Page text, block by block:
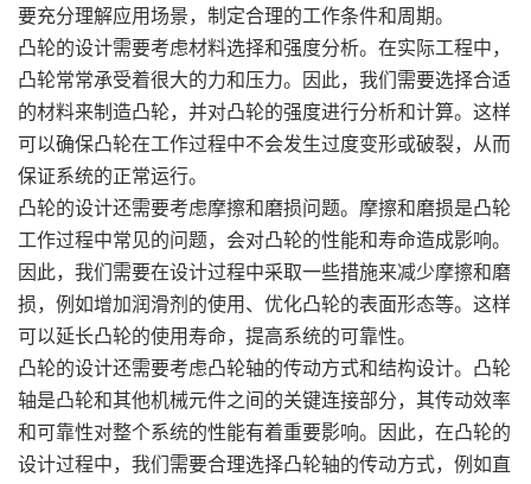
要充分理解应用场景，制定合理的工作条件和周期。
凸轮的设计需要考虑材料选择和强度分析。在实际工程中，
凸轮常常承受着很大的力和压力。因此，我们需要选择合适
的材料来制造凸轮，并对凸轮的强度进行分析和计算。这样
可以确保凸轮在工作过程中不会发生过度变形或破裂，从而
保证系统的正常运行。
凸轮的设计还需要考虑摩擦和磨损问题。摩擦和磨损是凸轮
工作过程中常见的问题，会对凸轮的性能和寿命造成影响。
因此，我们需要在设计过程中采取一些措施来减少摩擦和磨
损，例如增加润滑剂的使用、优化凸轮的表面形态等。这样
可以延长凸轮的使用寿命，提高系统的可靠性。
凸轮的设计还需要考虑凸轮轴的传动方式和结构设计。凸轮
轴是凸轮和其他机械元件之间的关键连接部分，其传动效率
和可靠性对整个系统的性能有着重要影响。因此，在凸轮的
设计过程中，我们需要合理选择凸轮轴的传动方式，例如直